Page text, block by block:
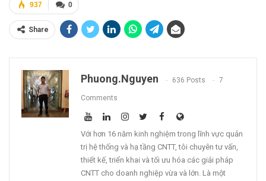
0
937
Share
Phuong.nguyen 636 Posts 7
Comments
Với hơn 16 năm kinh nghiệm trong lĩnh vực quản
trị hệ thống và hạ tầng CNTT, tôi chuyên tư vấn,
thiết kế, triển khai và tối ưu hóa các giải pháp
CNTT cho doanh nghiệp vừa và lớn. Là một